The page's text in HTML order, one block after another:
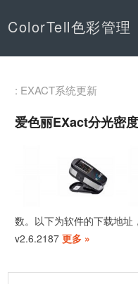
ColorTell色彩管理
: EXACT系统更新
爱色丽eXact分光密
数。以下为软件的下载地
v2.6.2187 更多 »